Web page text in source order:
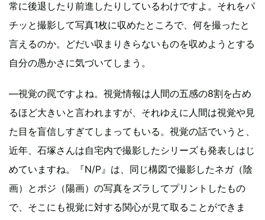
常に後退したり前進したりしているわけですよ。それをパ
チッと撮影して写真1枚に収めたところで、何を撮ったと
言えるのか。どだい収まりきらないものを収めようとする
自分の愚かさに気づいてしまう。
―視覚の罠ですよね。視覚情報は人間の五感の8割を占め
るほど大きいと言われますが、それゆえに人間は視覚や見
た目を盲信しすぎてしまってもいる。視覚の話でいうと、
近年、石塚さんは自宅内で撮影したシリーズも発表しはじ
めていますね。『N/P』は、同じ構図で撮影したネガ（陰
画）とポジ（陽画）の写真をズラしてプリントしたもの
で、そこにも視覚に対する関心が見て取ることができま